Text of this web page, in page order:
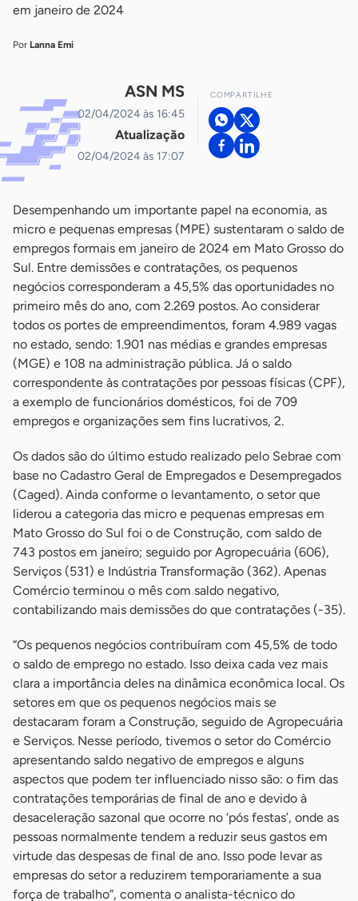
em janeiro de 2024
Por Lanna Emi
ASN MS
02/04/2024 às 16:45
Atualização
02/04/2024 às 17:07
COMPARTILHE
Desempenhando um importante papel na economia, as
micro e pequenas empresas (MPE) sustentaram o saldo de
empregos formais em janeiro de 2024 em Mato Grosso do
Sul. Entre demissões e contratações, os pequenos
negócios corresponderam a 45,5% das oportunidades no
primeiro mês do ano, com 2.269 postos. Ao considerar
todos os portes de empreendimentos, foram 4.989 vagas
no estado, sendo: 1.901 nas médias e grandes empresas
(MGE) e 108 na administração pública. Já o saldo
correspondente às contratações por pessoas físicas (CPF),
a exemplo de funcionários domésticos, foi de 709
empregos e organizações sem fins lucrativos, 2.
Os dados são do último estudo realizado pelo Sebrae com
base no Cadastro Geral de Empregados e Desempregados
(Caged). Ainda conforme o levantamento, o setor que
liderou a categoria das micro e pequenas empresas em
Mato Grosso do Sul foi o de Construção, com saldo de
743 postos em janeiro; seguido por Agropecuária (606),
Serviços (531) e Indústria Transformação (362). Apenas
Comércio terminou o mês com saldo negativo,
contabilizando mais demissões do que contratações (-35).
“Os pequenos negócios contribuíram com 45,5% de todo
o saldo de emprego no estado. Isso deixa cada vez mais
clara a importância deles na dinâmica econômica local. Os
setores em que os pequenos negócios mais se
destacaram foram a Construção, seguido de Agropecuária
e Serviços. Nesse período, tivemos o setor do Comércio
apresentando saldo negativo de empregos e alguns
aspectos que podem ter influenciado nisso são: o fim das
contratações temporárias de final de ano e devido à
desaceleração sazonal que ocorre no ‘pós festas’, onde as
pessoas normalmente tendem a reduzir seus gastos em
virtude das despesas de final de ano. Isso pode levar as
empresas do setor a reduzirem temporariamente a sua
força de trabalho”, comenta o analista-técnico do